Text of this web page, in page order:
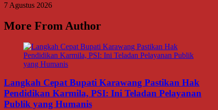
7 Agustus 2026
More From Author
Langkah Cepat Bupati Karawang Pastikan Hak
Pendidikan Karmila, PSI: Ini Teladan Pelayanan
Publik yang Humanis